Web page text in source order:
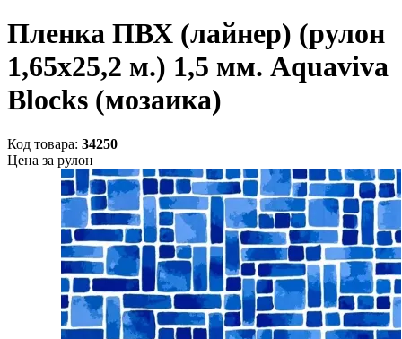
Пленка ПВХ (лайнер) (рулон
1,65x25,2 м.) 1,5 мм. Aquaviva
Blocks (мозаика)
Код товара: 34250
Цена за рулон